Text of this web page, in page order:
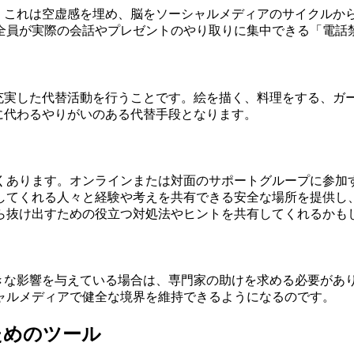
れは空虚感を埋め、脳をソーシャルメディアのサイクル
が実際の会話やプレゼントのやり取りに集中できる「電
した代替活動を行うことです。絵を描く、料理をする、
わるやりがいのある代替手段となります。
ります。オンラインまたは対面のサポートグループに参
くれる人々と経験や考えを共有できる安全な場所を提供
け出すための役立つ対処法やヒントを共有してくれるかも
影響を与えている場合は、専門家の助けを求める必要が
メディアで健全な境界を維持できるようになるのです。
のツール